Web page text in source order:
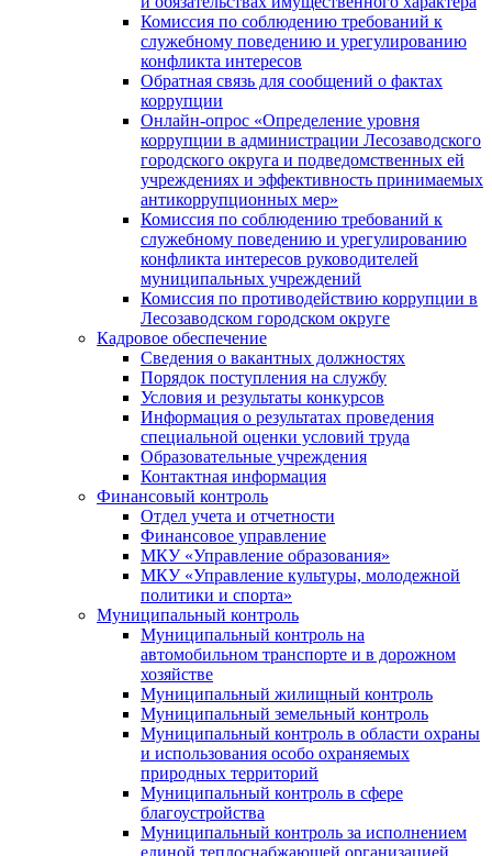
Комиссия по соблюдению требований к
служебному поведению и урегулированию
конфликта интересов
Обратная связь для сообщений о фактах
коррупции
Онлайн-опрос «Определение уровня
коррупции в администрации Лесозаводского
городского округа и подведомственных ей
учреждениях и эффективность принимаемых
антикоррупционных мер»
Комиссия по соблюдению требований к
служебному поведению и урегулированию
конфликта интересов руководителей
муниципальных учреждений
Комиссия по противодействию коррупции в
Лесозаводском городском округе
Кадровое обеспечение
Сведения о вакантных должностях
Порядок поступления на службу
Условия и результаты конкурсов
Информация о результатах проведения
специальной оценки условий труда
Образовательные учреждения
Контактная информация
Финансовый контроль
Отдел учета и отчетности
Финансовое управление
МКУ «Управление образования»
МКУ «Управление культуры, молодежной
политики и спорта»
Муниципальный контроль
Муниципальный контроль на
автомобильном транспорте и в дорожном
хозяйстве
Муниципальный жилищный контроль
Муниципальный земельный контроль
Муниципальный контроль в области охраны
и использования особо охраняемых
природных территорий
Муниципальный контроль в сфере
благоустройства
Муниципальный контроль за исполнением